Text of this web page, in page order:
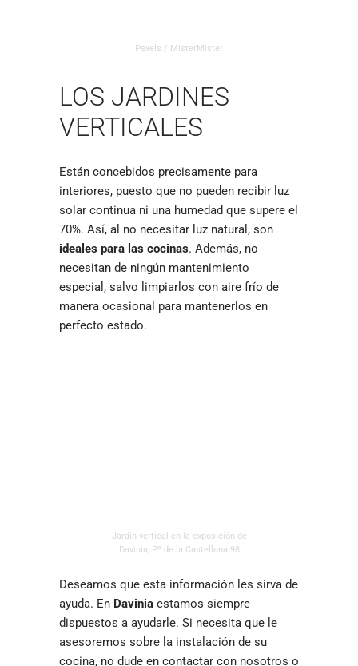
Pexels / MisterMister
LOS JARDINES
VERTICALES
Están concebidos precisamente para
interiores, puesto que no pueden recibir luz
solar continua ni una humedad que supere el
70%. Así, al no necesitar luz natural, son
ideales para las cocinas. Además, no
necesitan de ningún mantenimiento
especial, salvo limpiarlos con aire frío de
manera ocasional para mantenerlos en
perfecto estado.
Jardín vertical en la exposición de
Davinia, Pº de la Castellana 98
Deseamos que esta información les sirva de
ayuda. En Davinia estamos siempre
dispuestos a ayudarle. Si necesita que le
asesoremos sobre la instalación de su
cocina, no dude en contactar con nosotros o